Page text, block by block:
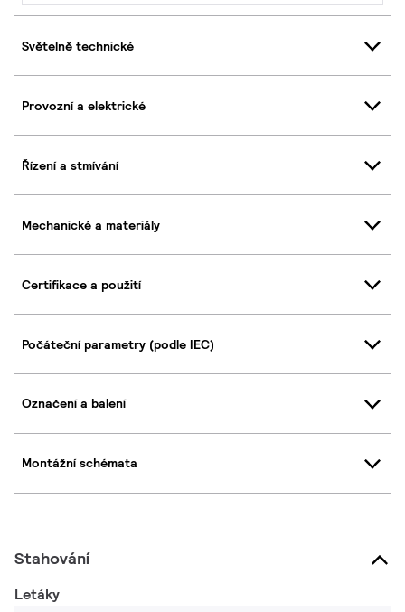
Světelně technické
Provozní a elektrické
Řízení a stmívání
Mechanické a materiály
Certifikace a použití
Počáteční parametry (podle IEC)
Označení a balení
Montážní schémata
Stahování
Letáky